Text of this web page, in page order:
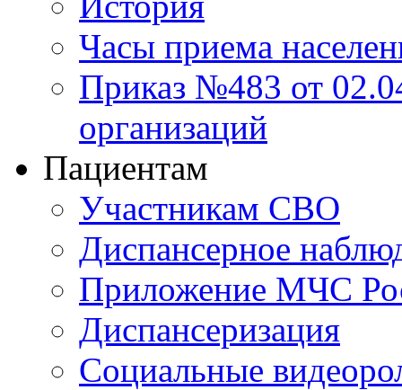
Часы приема
Приказ №483 от
организаций
Пациентам
Участникам СВО
Диспансерное
Приложение МЧС
Диспансеризация
Социальные